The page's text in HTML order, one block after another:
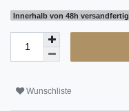
Innerhalb von 48h versandfertig
Wunschliste